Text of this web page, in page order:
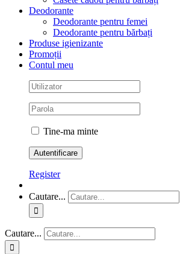
Deodorante
Deodorante pentru femei
Deodorante pentru bărbați
Produse igienizante
Promoții
Contul meu
Tine-ma minte
Register
Cautare...
Cautare...